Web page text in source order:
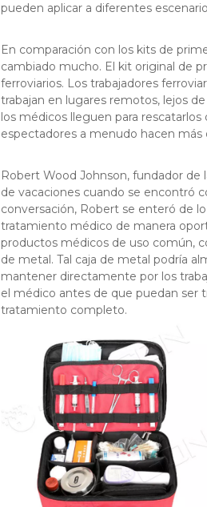
pueden aplicar a diferentes
En comparación con los kits de
cambiado mucho. El kit original de
ferroviarios. Los trabajadores
trabajan en lugares remotos, lejos
los médicos lleguen para
espectadores a menudo hacen más
Robert Wood Johnson, fundador
de vacaciones cuando se encontró
conversación, Robert se enteró de
tratamiento médico de manera
productos médicos de uso común,
de metal. Tal caja de metal podría
mantener directamente por los
el médico antes de que puedan ser
tratamiento completo.